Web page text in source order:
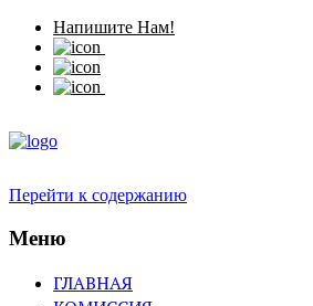
Напишите Нам!
Перейти к содержанию
Меню
ГЛАВНАЯ